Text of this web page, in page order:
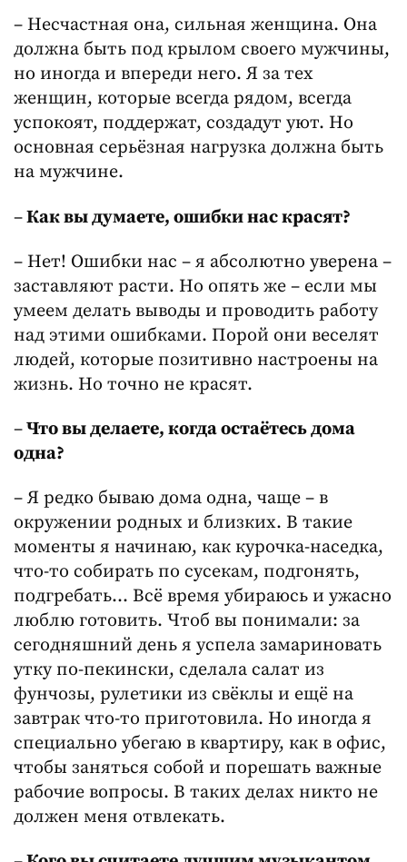
– Несчастная она, сильная женщина. Она
должна быть под крылом своего мужчины,
но иногда и впереди него. Я за тех
женщин, которые всегда рядом, всегда
успокоят, поддержат, создадут уют. Но
основная серьёзная нагрузка должна быть
на мужчине.
–Как вы думаете, ошибки нас красят?
– Нет! Ошибки нас – я абсолютно уверена –
заставляют расти. Но опять же – если мы
умеем делать выводы и проводить работу
над этими ошибками. Порой они веселят
людей, которые позитивно настроены на
жизнь. Но точно не красят.
–Что вы делаете, когда остаётесь дома
одна?
– Я редко бываю дома одна, чаще – в
окружении родных и близких. В такие
моменты я начинаю, как курочка-наседка,
что-то собирать по сусекам, подгонять,
подгребать… Всё время убираюсь и ужасно
люблю готовить. Чтоб вы понимали: за
сегодняшний день я успела замариновать
утку по-пекински, сделала салат из
фунчозы, рулетики из свёклы и ещё на
завтрак что-то приготовила. Но иногда я
специально убегаю в квартиру, как в офис,
чтобы заняться собой и порешать важные
рабочие вопросы. В таких делах никто не
должен меня отвлекать.